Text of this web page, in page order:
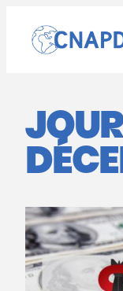
contenu